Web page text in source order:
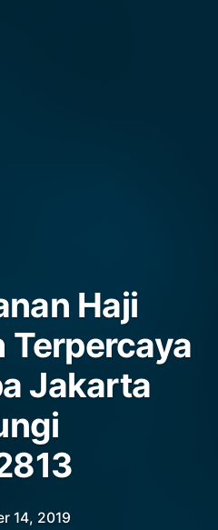
Haji
Terpercaya
Jakarta
14, 2019